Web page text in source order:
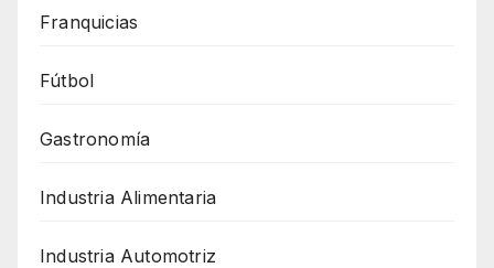
Franquicias
Fútbol
Gastronomía
Industria Alimentaria
Industria Automotriz